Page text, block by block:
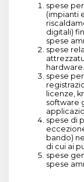
spese
(impianti
digitali)
spese
spese
hardware.
spese
licenze,
software
spese di
bando)
di cui ai
spese
spese